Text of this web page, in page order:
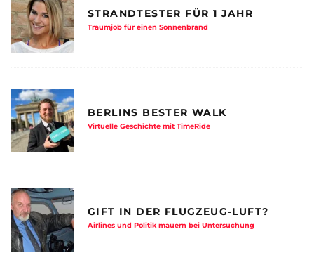
STRANDTESTER FÜR 1 JAHR
Traumjob für einen Sonnenbrand
BERLINS BESTER WALK
Virtuelle Geschichte mit TimeRide
GIFT IN DER FLUGZEUG-LUFT?
Airlines und Politik mauern bei Untersuchung